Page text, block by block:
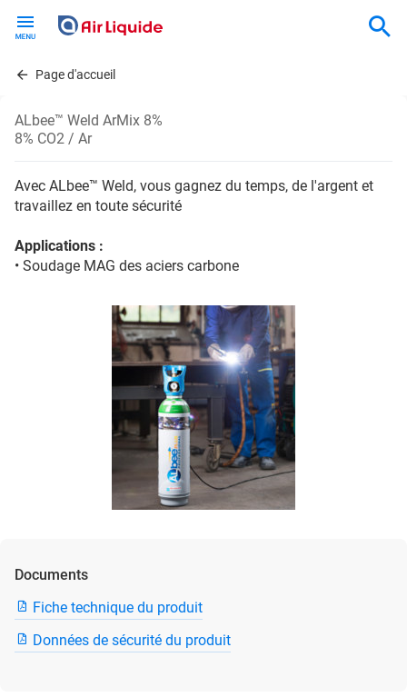
contentPage d'accueil
ALbee™ Weld ArMix 8%
8% CO2 / Ar
Avec ALbee™ Weld, vous gagnez du temps, de l'argent et
travaillez en toute sécurité
Applications :
• Soudage MAG des aciers carbone
Documents
Fiche technique du produit
Données de sécurité du produit